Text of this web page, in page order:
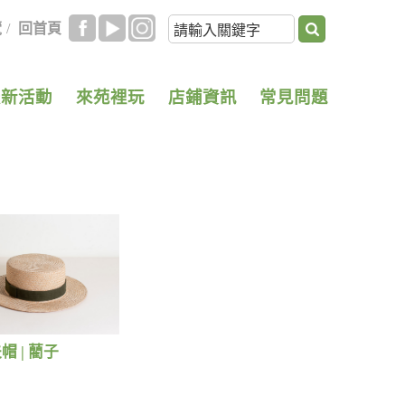
/ 回首頁
活動 來苑裡玩 店鋪資訊 常見問題
| 藺子